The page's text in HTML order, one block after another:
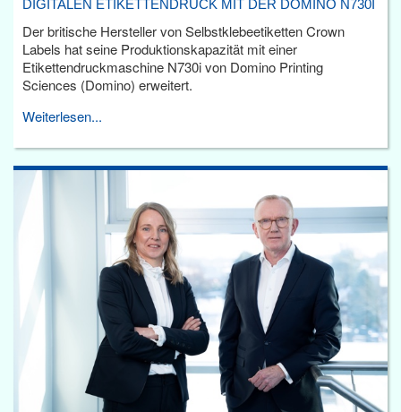
DIGITALEN ETIKETTENDRUCK MIT DER DOMINO N730I
Der britische Hersteller von Selbstklebeetiketten Crown
Labels hat seine Produktionskapazität mit einer
Etikettendruckmaschine N730i von Domino Printing
Sciences (Domino) erweitert.
Weiterlesen...